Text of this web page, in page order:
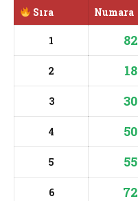
Sıra Numara
1 82
2 18
3 30
4 50
5 55
6 72